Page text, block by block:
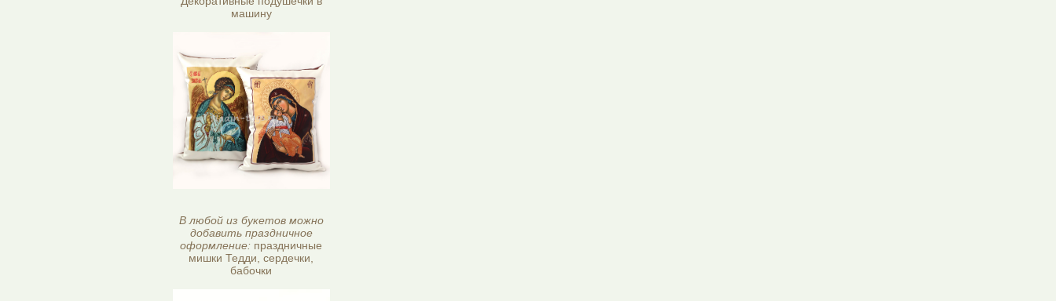
машину
В любой из букетов можно
добавить праздничное
оформление: праздничные
мишки Тедди, сердечки,
бабочки